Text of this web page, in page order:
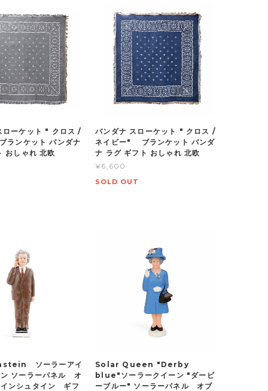
ローケット " クロス /
ンケット バンダナ
おしゃれ 北欧
バンダナ スローケット " クロス /
ネイビー" ブランケット バンダ
ナ ラグ ギフト おしゃれ 北欧
¥6,600
SOLD OUT
ソーラーアイ
ソーラーパネル オ
ンシュタイン ギフ
Solar Queen "Derby
blue"ソーラークイーン "ダービ
ーブルー" ソーラーパネル オブ